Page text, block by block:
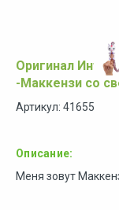
Оригинал
-Маккензи со
Артикул: 41655
Описание:
Меня зовут